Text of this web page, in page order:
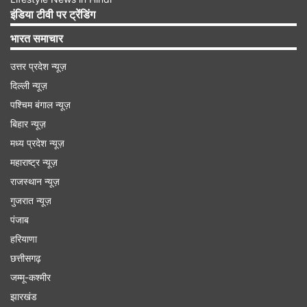
स्तर तक की गई जिसके बाद यह एक्शन लिया गया।
https://https://getapi.indiatvnews.com/doc/
publish-fir.pdf
इंडिया टीवी पर ट्रेंडिंग
भारत समाचार
उत्तर प्रदेश न्यूज़
दिल्ली न्यूज़
पश्चिम बंगाल न्यूज़
बिहार न्यूज़
मध्य प्रदेश न्यूज़
महाराष्ट्र न्यूज़
राजस्थान न्यूज़
गुजरात न्यूज़
पंजाब
हरियाणा
छत्तीसगढ़
जम्मू-कश्मीर
झारखंड